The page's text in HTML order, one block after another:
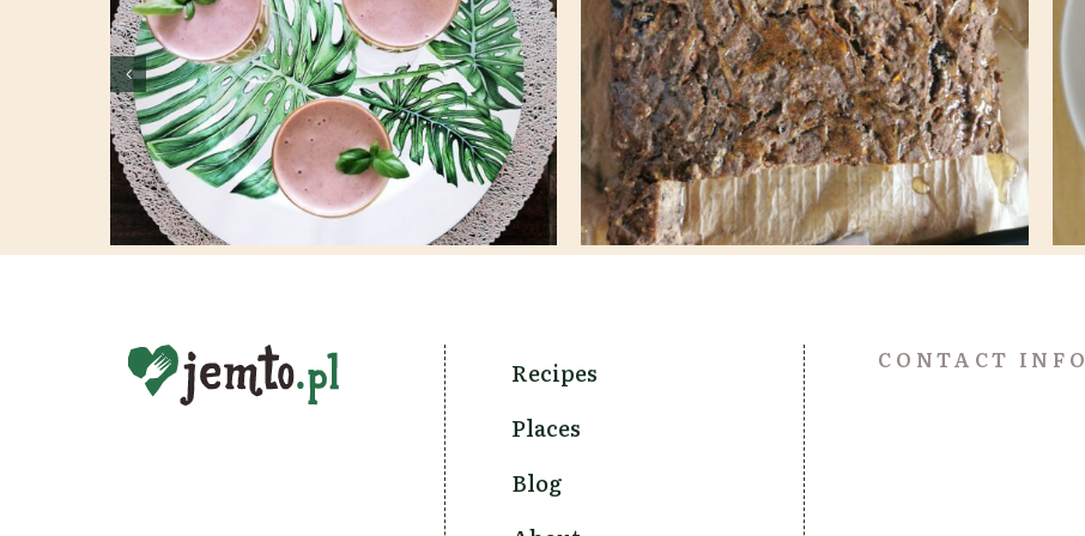
Koktajl owsiano-owocowy
/energetyczny & fit/ Ciasto z marchwi fit
Recipes
Places
Blog
CONTACT INFO